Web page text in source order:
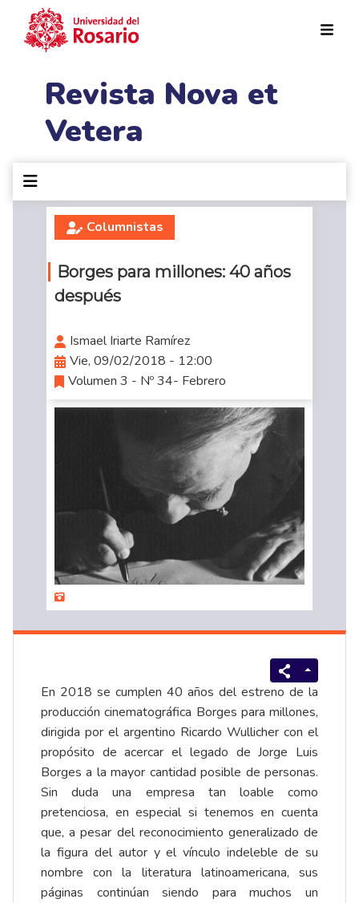
Revista Nova et
Vetera
Columnistas
Borges para millones: 40 años
después
Ismael Iriarte Ramírez
Vie, 09/02/2018 - 12:00
Volumen 3 - Nº 34- Febrero
En 2018 se cumplen 40 años del estreno de la
producción cinematográfica Borges para millones,
dirigida por el argentino Ricardo Wullicher con el
propósito de acercar el legado de Jorge Luis
Borges a la mayor cantidad posible de personas.
Sin duda una empresa tan loable como
pretenciosa, en especial si tenemos en cuenta
que, a pesar del reconocimiento generalizado de
la figura del autor y el vínculo indeleble de su
nombre con la literatura latinoamericana, sus
páginas continúan siendo para muchos un